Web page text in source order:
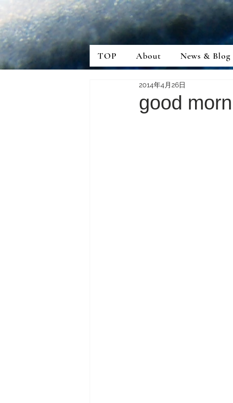
TOP About News & Blog
good
2014年4月26日